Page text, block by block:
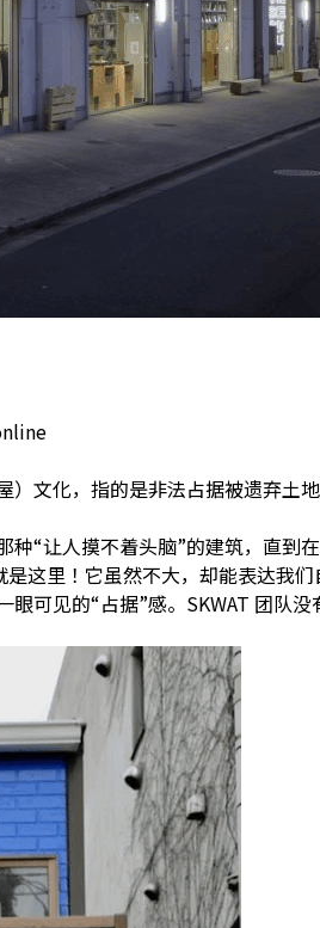
文化，指的是非法占据被遗弃土地
“让人摸不着头脑”的建筑，直到
这里！它虽然不大，却能表达我们
可见的“占据”感。SKWAT 团队